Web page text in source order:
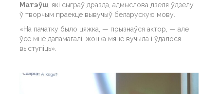
Матэўш , які сыграў дразда, адмыслова дзеля ўдзелу
ў творчым праекце вывучыў беларускую мову.
«На пачатку было цяжка, — прызнаўся актор, — але
ўсе мне дапамагалі, жонка мяне вучыла і ўдалося
выступіць».